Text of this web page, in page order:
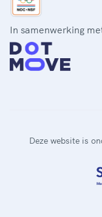
In samenwerking
Deze website is